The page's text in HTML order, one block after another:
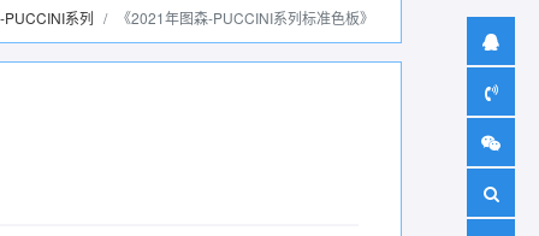
PUCCINI系列 《2021年图森-PUCCINI系列标准色板》